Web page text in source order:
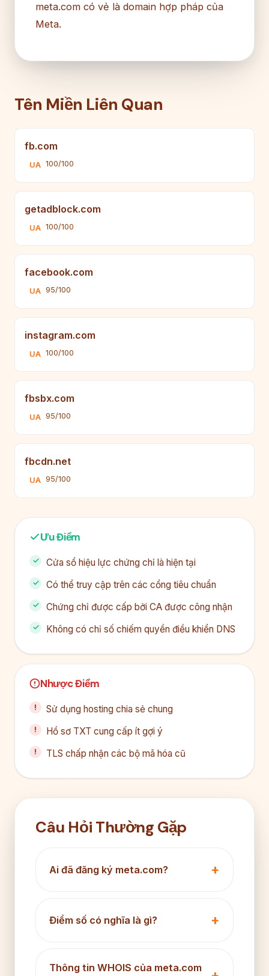
meta.com có vẻ là domain hợp pháp của
Meta.
Tên Miền Liên Quan
fb.com
UA 100/100
getadblock.com
UA 100/100
facebook.com
UA 95/100
instagram.com
UA 100/100
fbsbx.com
UA 95/100
fbcdn.net
UA 95/100
Ưu Điểm
Cửa sổ hiệu lực chứng chỉ là hiện tại
Có thể truy cập trên các cổng tiêu chuẩn
Chứng chỉ được cấp bởi CA được công nhận
Không có chỉ số chiếm quyền điều khiển DNS
Nhược Điểm
Sử dụng hosting chia sẻ chung
Hồ sơ TXT cung cấp ít gợi ý
TLS chấp nhận các bộ mã hóa cũ
Câu Hỏi Thường Gặp
Ai đã đăng ký meta.com?
Điểm số có nghĩa là gì?
Thông tin WHOIS của meta.com